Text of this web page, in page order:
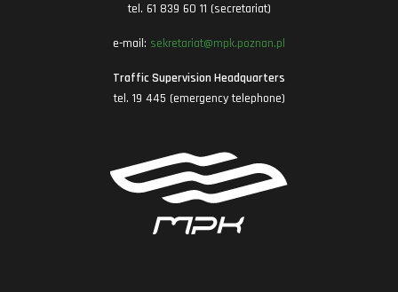
tel. 61 839 60 11 (secretariat)
e-mail: sekretariat@mpk.poznan.pl
Traffic Supervision Headquarters
tel. 19 445 (emergency telephone)